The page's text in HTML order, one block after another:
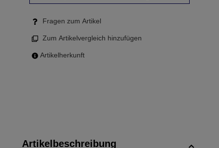
Fragen zum Artikel
Zum Artikelvergleich hinzufügen
Artikelherkunft
Artikelbeschreibung